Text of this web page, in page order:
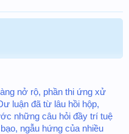
tuya.
nó trước mặt anh, một phút sau
trong, khi thấy không có bị
định mua.
anh sẽ tận tay mang nó cho
chìa nó ra để anh hôn lên đó
nở rộ, phần thi ứng xử
luận đã từ lâu hồi hộp,
những câu hỏi đầy trí tuệ
ngẫu hứng của nhiều